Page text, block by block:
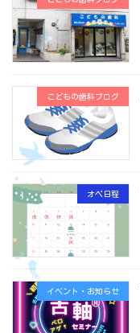
こどもの歯科ブログ
オペ日程
イベント・お知らせ